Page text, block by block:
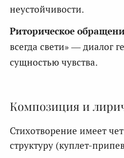
неустойчивости.
Риторическое
всегда свети» — диалог
сущностью чувства.
Композиция и
Стихотворение имеет
структуру (куплет-